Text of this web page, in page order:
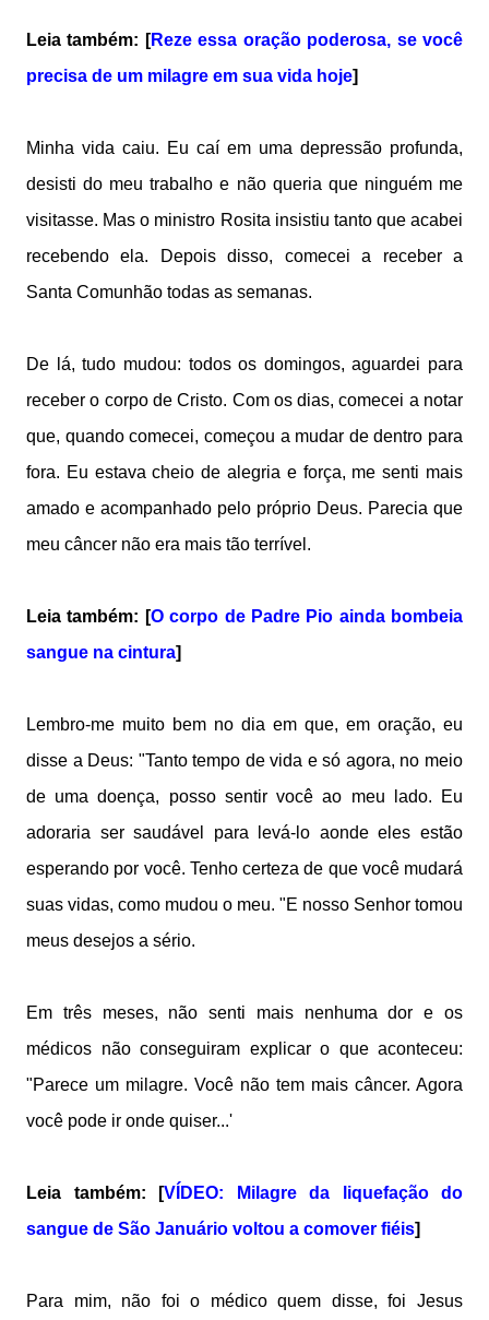
Leia também: [Reze essa oração poderosa, se você
precisa de um milagre em sua vida hoje]
Minha vida caiu. Eu caí em uma depressão profunda,
desisti do meu trabalho e não queria que ninguém me
visitasse. Mas o ministro Rosita insistiu tanto que acabei
recebendo ela. Depois disso, comecei a receber a
Santa Comunhão todas as semanas.
De lá, tudo mudou: todos os domingos, aguardei para
receber o corpo de Cristo. Com os dias, comecei a notar
que, quando comecei, começou a mudar de dentro para
fora. Eu estava cheio de alegria e força, me senti mais
amado e acompanhado pelo próprio Deus. Parecia que
meu câncer não era mais tão terrível.
Leia também: [O corpo de Padre Pio ainda bombeia
sangue na cintura]
Lembro-me muito bem no dia em que, em oração, eu
disse a Deus: "Tanto tempo de vida e só agora, no meio
de uma doença, posso sentir você ao meu lado. Eu
adoraria ser saudável para levá-lo aonde eles estão
esperando por você. Tenho certeza de que você mudará
suas vidas, como mudou o meu. "E nosso Senhor tomou
meus desejos a sério.
Em três meses, não senti mais nenhuma dor e os
médicos não conseguiram explicar o que aconteceu:
"Parece um milagre. Você não tem mais câncer. Agora
você pode ir onde quiser...'
Leia também: [VÍDEO: Milagre da liquefação do
sangue de São Januário voltou a comover fiéis]
Para mim, não foi o médico quem disse, foi Jesus